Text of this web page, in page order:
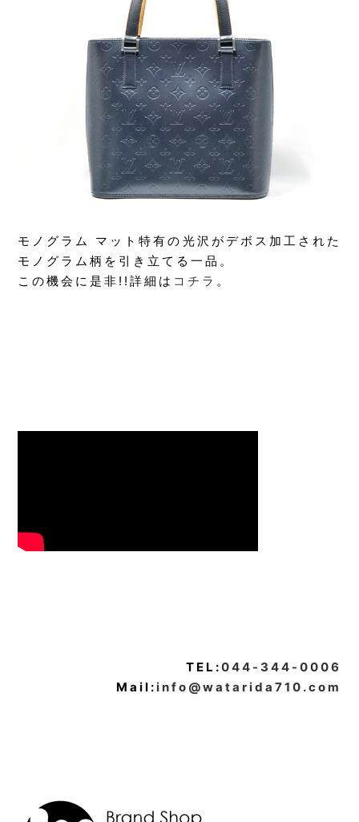
モノグラム マット特有の光沢がデボス加工された
モノグラム柄を引き立てる一品。
この機会に是非!!詳細は コチラ 。
TEL:044-344-0006
Mail: info@watarida710.com